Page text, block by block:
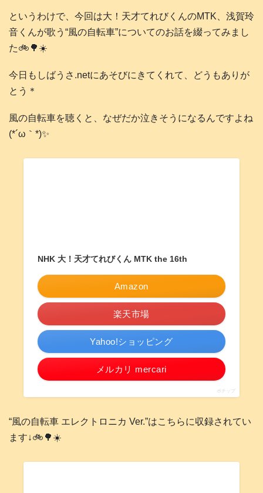
というわけで、今回は大！天才てれびくんのMTK、浅賀玲
音くんが歌う“風の自転車”についてのお話を綴ってみまし
た🚲️🌳☀️
今日もしばうさ.netにあそびにきてくれて、どうもありが
とう＊
風の自転車を聴くと、なぜだか泣きそうになるんですよね
(*´ω｀*)✨
NHK 大！天才てれびくん MTK the 16th
Amazon
楽天市場
Yahoo!ショッピング
メルカリ mercari
ポチップ
“風の自転車 エレクトロニカ Ver.”はこちらに収録されてい
ます↓🚲️🌳☀️